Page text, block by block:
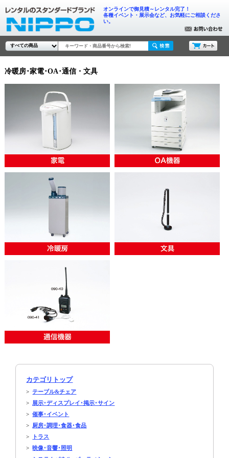
オンラインで御見積～レンタル完了！
各種イベント・展示会など、お気軽にご相談くださ
い。
冷暖房･家電･OA･通信・文具
カテゴリトップ
>テーブル&チェア
> 展示･ディスプレイ･掲示･サイン
>催事･イベント
> 厨房･調理･食器･食品
>
トラス
>映像･音響･照明